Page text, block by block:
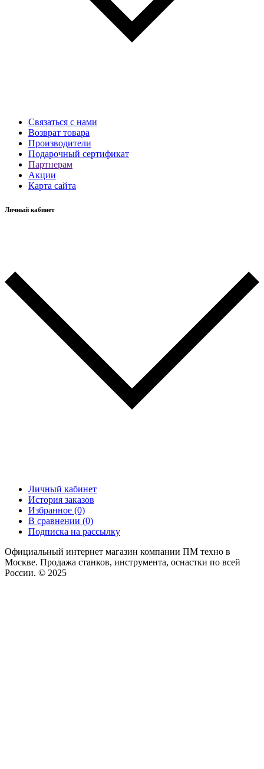
Связаться с нами
Возврат товара
Производители
Подарочный сертификат
Партнерам
Акции
Карта сайта
Личный кабинет
Личный кабинет
История заказов
Избранное (0)
В сравнении (0)
Подписка на рассылку
Официальный интернет магазин компании ПМ техно в
Москве. Продажа станков, инструмента, оснастки по всей
России. © 2025